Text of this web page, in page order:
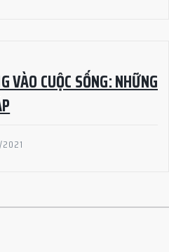
VÀO CUỘC SỐNG: NHỮNG